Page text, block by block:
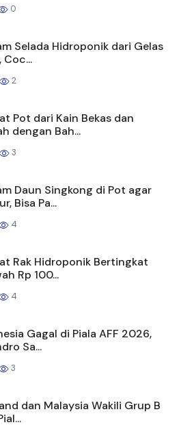
0
Selada Hidroponik dari Gelas
Coc...
2
Pot dari Kain Bekas dan
dengan Bah...
3
Daun Singkong di Pot agar
Bisa Pa...
4
Rak Hidroponik Bertingkat
Rp 100...
4
Gagal di Piala AFF 2026,
Sa...
3
dan Malaysia Wakili Grup B